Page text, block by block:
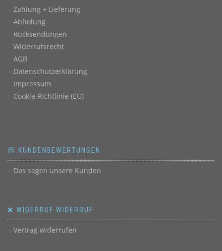
Zahlung + Lieferung
Abholung
Rücksendungen
Widerrufsrecht
AGB
Datenschutzerklärung
Impressum
Cookie-Richtlinie (EU)
😍 KUNDENBEWERTUNGEN
Das sagen unsere Kunden
❌ WIDERRUF WIDERRUF
Vertrag widerrufen